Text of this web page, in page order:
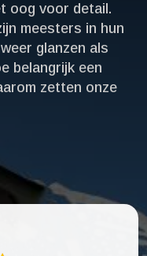
oog voor detail.​
meesters in hun
glanzen als
belangrijk een
zetten onze